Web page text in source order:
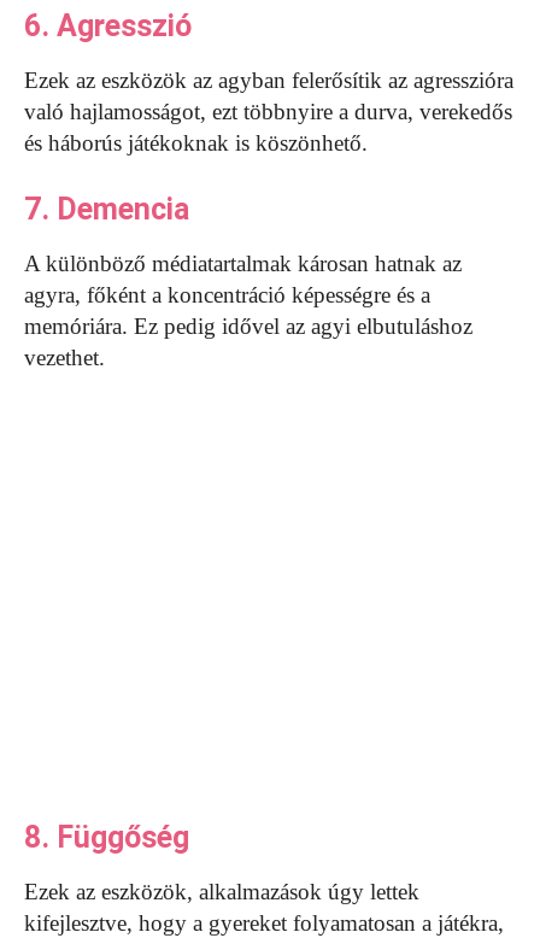
6. Agresszió
Ezek az eszközök az agyban felerősítik az agresszióra
való hajlamosságot, ezt többnyire a durva, verekedős
és háborús játékoknak is köszönhető.
7. Demencia
A különböző médiatartalmak károsan hatnak az
agyra, főként a koncentráció képességre és a
memóriára. Ez pedig idővel az agyi elbutuláshoz
vezethet.
8. Függőség
Ezek az eszközök, alkalmazások úgy lettek
kifejlesztve, hogy a gyereket folyamatosan a játékra,